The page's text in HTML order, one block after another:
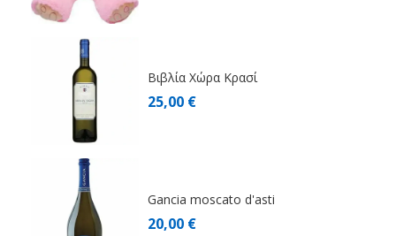
Βιβλία Χώρα Κρασί
25,00 €
Gancia moscato d'asti
20,00 €